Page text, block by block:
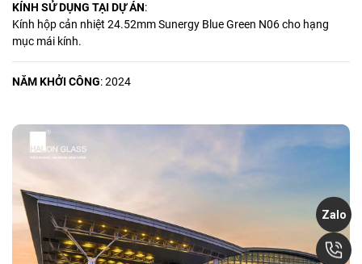
KÍNH SỬ DỤNG TẠI DỰ ÁN:
Kính hộp cản nhiệt 24.52mm Sunergy Blue Green N06 cho hạng
mục mái kính.
NĂM KHỞI CÔNG: 2024
Zalo